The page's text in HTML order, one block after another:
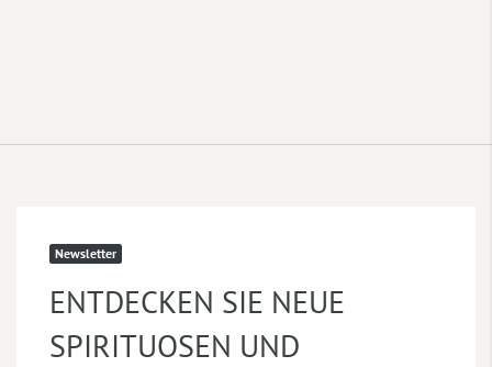
Newsletter
ENTDECKEN SIE NEUE
SPIRITUOSEN UND